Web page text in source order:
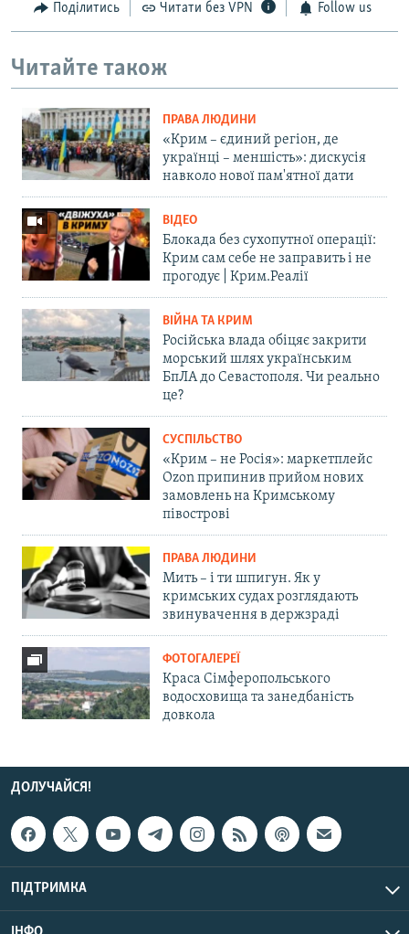
Поділитись Читати без VPN Follow us
Читайте також
ПРАВА ЛЮДИНИ
«Крим – єдиний регіон, де
українці – меншість»: дискусія
навколо нової пам'ятної дати
ВІДЕО
Блокада без сухопутної операції:
Крим сам себе не заправить і не
прогодує | Крим.Реалії
ВІЙНА ТА КРИМ
Російська влада обіцяє закрити
морський шлях українським
БпЛА до Севастополя. Чи реально
це?
СУСПІЛЬСТВО
«Крим – не Росія»: маркетплейс
Ozon припинив прийом нових
замовлень на Кримському
півострові
ПРАВА ЛЮДИНИ
Мить – і ти шпигун. Як у
кримських судах розглядають
звинувачення в держзраді
ФОТОГАЛЕРЕЇ
Краса Сімферопольського
водосховища та занедбаність
довкола
ДОЛУЧАЙСЯ!
ПІДТРИМКА